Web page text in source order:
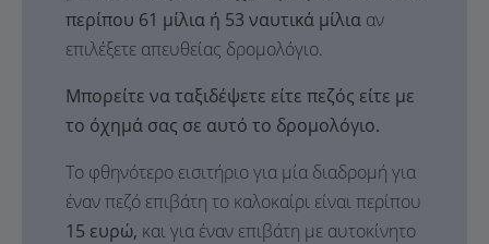
περίπου 61 μίλια ή 53 ναυτικά μίλια αν
επιλέξετε απευθείας δρομολόγιο.
Μπορείτε να ταξιδέψετε είτε πεζός είτε με
το όχημά σας σε αυτό το δρομολόγιο.
Το φθηνότερο εισιτήριο για μία διαδρομή για
έναν πεζό επιβάτη το καλοκαίρι είναι περίπου
15 ευρώ, και για έναν επιβάτη με αυτοκίνητο